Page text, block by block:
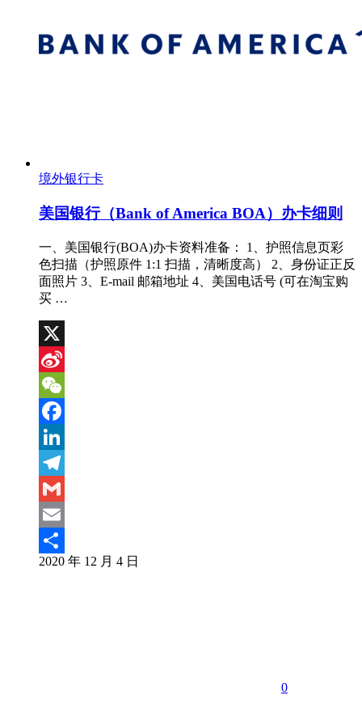
境外银行卡
美国银行（Bank of America BOA）办卡细则
一、美国银行(BOA)办卡资料准备： 1、护照信息页彩
色扫描（护照原件 1:1 扫描，清晰度高） 2、身份证正反
面照片 3、E-mail 邮箱地址 4、美国电话号 (可在淘宝购
买 …
X
Sina
Weibo
WeChat
Facebook
LinkedIn
Telegram
Gmail
Email
分
2020 年 12 月 4 日
0